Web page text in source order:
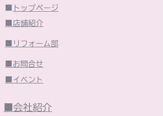
トップページ
■店舗紹介
■リフォーム部
■お問合せ
■イベント
■会社紹介